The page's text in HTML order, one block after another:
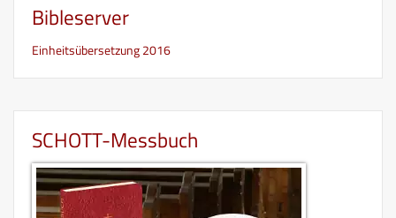
Bibleserver
Einheitsübersetzung 2016
SCHOTT-Messbuch